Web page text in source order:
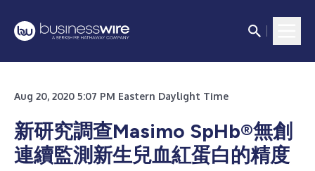
Aug 20, 2020 5:07 PM Eastern Daylight Time
新研究調查Masimo SpHb®無創
連續監測新生兒血紅蛋白的精度